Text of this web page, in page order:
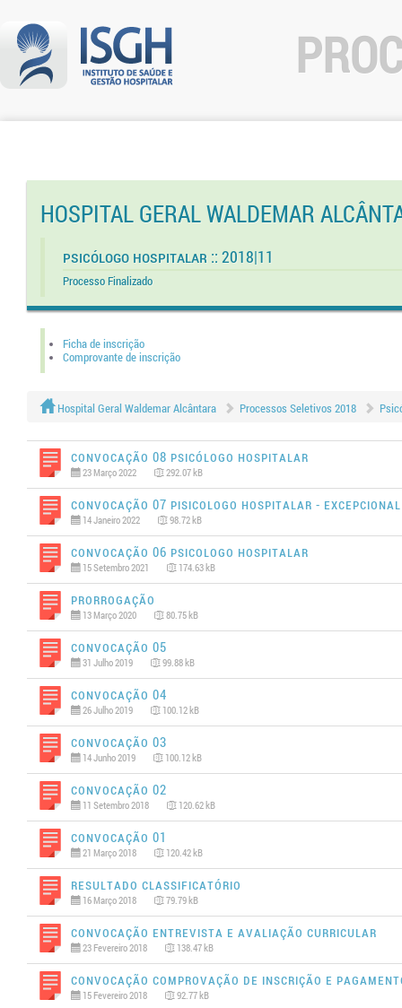
HOSPITAL GERAL WALDEMAR
Psicólogo Hospitalar :: 2018|11
Processo Finalizado
Ficha de inscrição
Comprovante de inscrição
Hospital Geral Waldemar Alcântara Processos Seletivos 2018
Convocação 08 PSICÓLOGO HOSPITALAR
23 Março 2022 292.07 kB
Convocação 07 PISICOLOGO HOSPITALAR - EXCEPCIONAL
14 Janeiro 2022 98.72 kB
Convocação 06 PSICOLOGO HOSPITALAR
15 Setembro 2021 174.63 kB
Prorrogação
13 Março 2020 80.75 kB
Convocação 05
31 Julho 2019 99.88 kB
Convocação 04
26 Julho 2019 100.12 kB
Convocação 03
14 Junho 2019 100.12 kB
Convocação 02
11 Setembro 2018 120.62 kB
Convocação 01
21 Março 2018 120.42 kB
Resultado Classificatório
16 Março 2018 79.79 kB
Convocação Entrevista e Avaliação Curricular
23 Fevereiro 2018 138.47 kB
Convocação Comprovação de Inscrição e
15 Fevereiro 2018 92.77 kB